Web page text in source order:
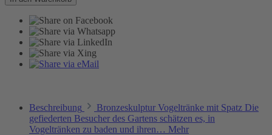
Beschreibung
Bronzeskulptur Vogeltränke mit Spatz Die
gefiederten Besucher des Gartens schätzen es, in
Vogeltränken zu baden und ihren… Mehr